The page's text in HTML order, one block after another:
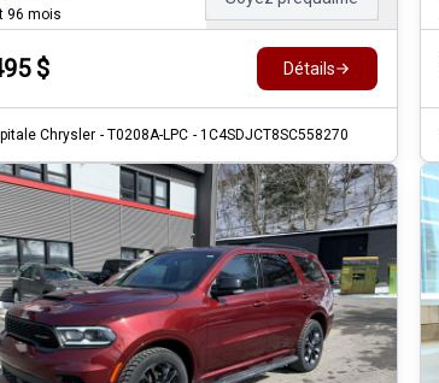
96 mois
$ Détails
Chrysler - T0208A-LPC - 1C4SDJCT8SC558270